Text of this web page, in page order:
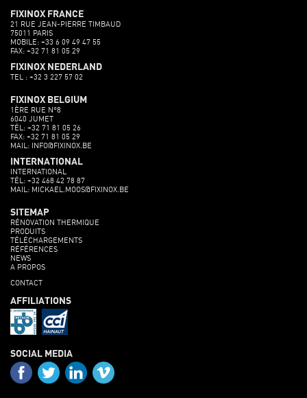
FIXINOX FRANCE
21 RUE JEAN-PIERRE TIMBAUD
75011 PARIS
MOBILE: +33 6 09 49 47 55
FAX: +32 71 81 05 29
FIXINOX NEDERLAND
TEL : +32 3 227 57 02
FIXINOX BELGIUM
1ÈRE RUE N°8
6040 JUMET
TÉL: +32 71 81 05 26
FAX: +32 71 81 05 29
MAIL: INFO@FIXINOX.BE
INTERNATIONAL
INTERNATIONAL
TÉL: +32 468 42 78 87
MAIL: MICKAEL.MOOS@FIXINOX.BE
SITEMAP
RÉNOVATION THERMIQUE
PRODUITS
TÉLÉCHARGEMENTS
RÉFÉRENCES
NEWS
A PROPOS
CONTACT
AFFILIATIONS
SOCIAL MEDIA